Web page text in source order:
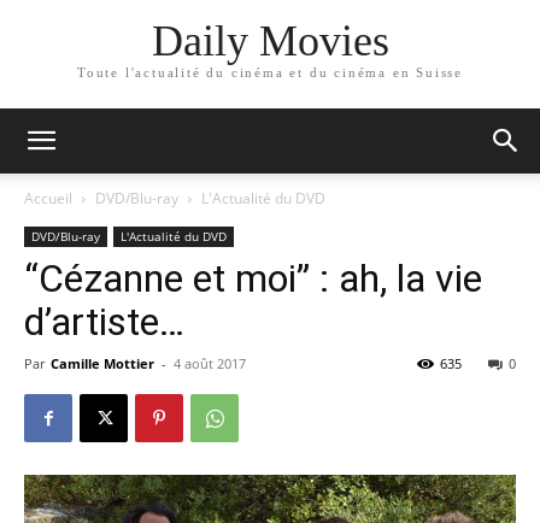
Daily Movies
Toute l'actualité du cinéma et du cinéma en Suisse
Accueil DVD/Blu-ray L'Actualité du DVD
DVD/Blu-ray L'Actualité du DVD
“Cézanne et moi” : ah, la vie
d’artiste…
Par Camille Mottier - 4 août 2017 0
635